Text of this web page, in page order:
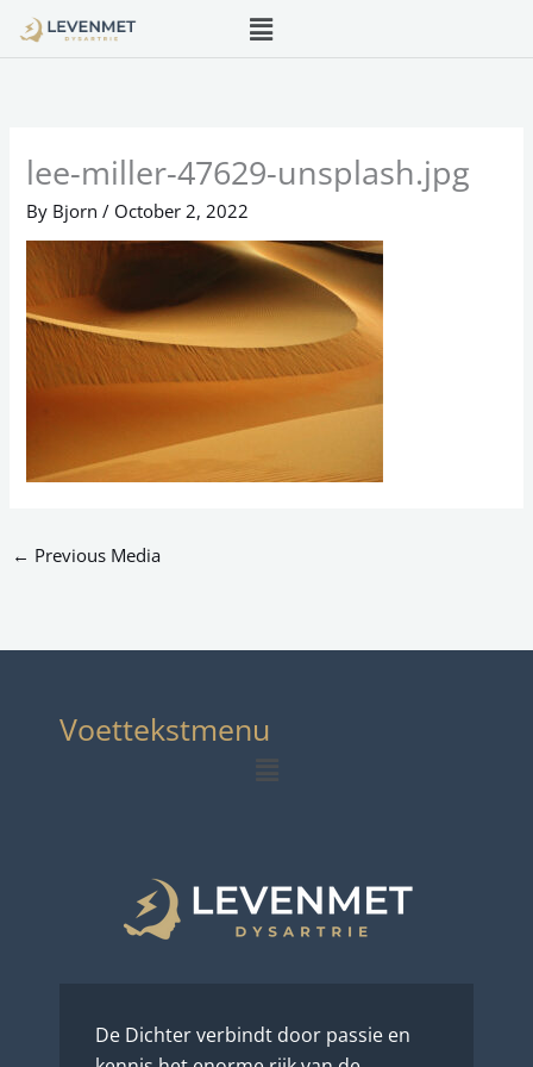
Menu
lee-miller-47629-unsplash.jpg
By Bjorn/ October 2, 2022
← Previous Media
Voettekstmenu
Menu
De Dichter verbindt door passie en